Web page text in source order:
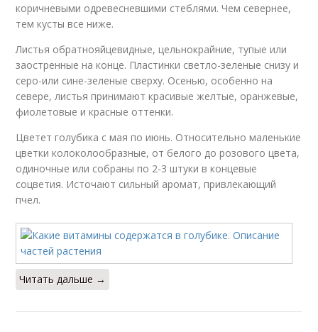
коричневыми одревесневшими стеблями. Чем севернее,
тем кусты все ниже.
Листья обратнояйцевидные, цельнокрайние, тупые или
заостренные на конце. Пластинки светло-зеленые снизу и
серо-или сине-зеленые сверху. Осенью, особенно на
севере, листья принимают красивые желтые, оранжевые,
фиолетовые и красные оттенки.
Цветет голубика с мая по июнь. Относительно маленькие
цветки колоколообразные, от белого до розового цвета,
одиночные или собраны по 2-3 штуки в концевые
соцветия. Источают сильный аромат, привлекающий
пчел.
Читать дальше →